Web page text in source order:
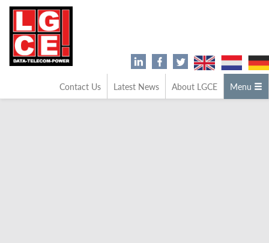
Contact Us Latest News About LGCE Menu